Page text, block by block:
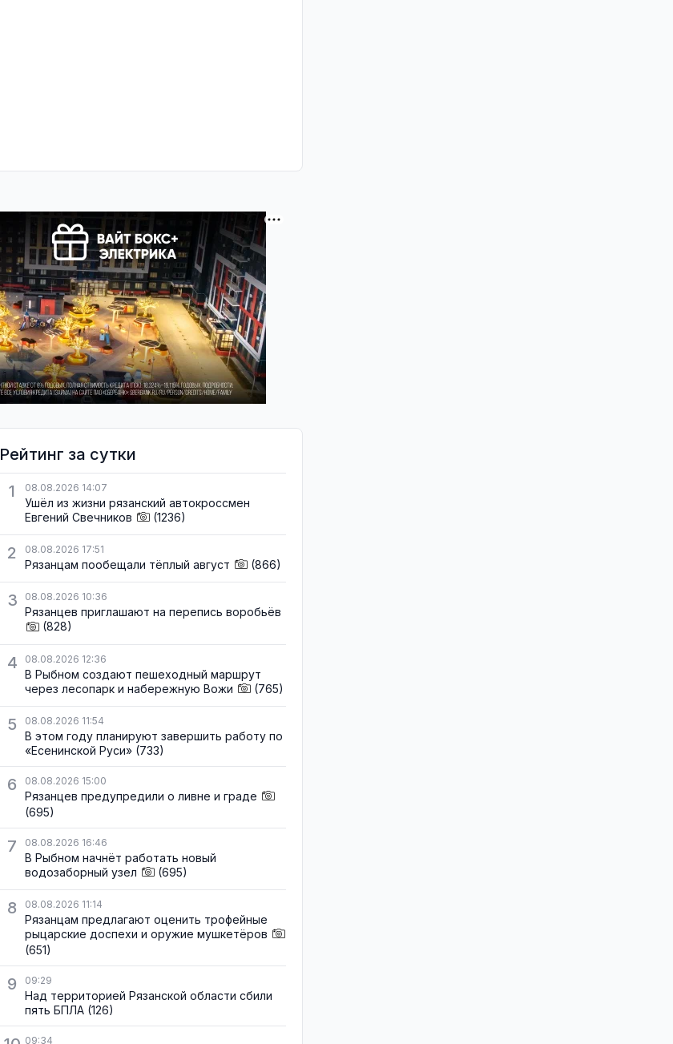
Рейтинг за сутки
1
08.08.2026 14:07
Ушёл из жизни рязанский автокроссмен
Евгений Свечников
(1236)
2 08.08.2026 17:51
Рязанцам пообещали тёплый август (866)
3 08.08.2026 10:36
Рязанцев приглашают на перепись воробьёв
(828)
4 08.08.2026 12:36
В Рыбном создают пешеходный маршрут
через лесопарк и набережную Вожи
(765)
5 08.08.2026 11:54
В этом году планируют завершить работу по
«Есенинской Руси» (733)
6 08.08.2026 15:00
Рязанцев предупредили о ливне и граде
(695)
7 08.08.2026 16:46
В Рыбном начнёт работать новый
водозаборный узел
(695)
8 08.08.2026 11:14
Рязанцам предлагают оценить трофейные
рыцарские доспехи и оружие мушкетёров
(651)
9 09:29
Над территорией Рязанской области сбили
пять БПЛА (126)
09:34